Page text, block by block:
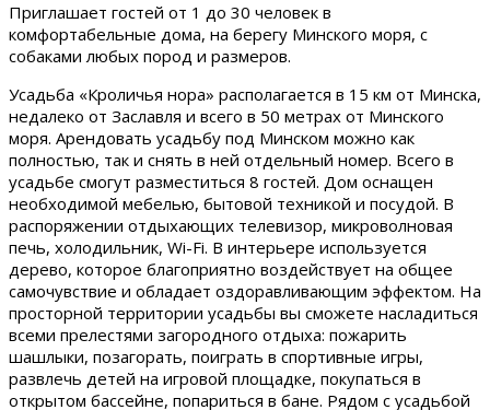
Приглашает гостей от 1 до 30 человек в
комфортабельные дома, на берегу Минского моря, с
собаками любых пород и размеров.
Усадьба «Кроличья нора» располагается в 15 км от Минска,
недалеко от Заславля и всего в 50 метрах от Минского
моря. Арендовать усадьбу под Минском можно как
полностью, так и снять в ней отдельный номер. Всего в
усадьбе смогут разместиться 8 гостей. Дом оснащен
необходимой мебелью, бытовой техникой и посудой. В
распоряжении отдыхающих телевизор, микроволновая
печь, холодильник, Wi-Fi. В интерьере используется
дерево, которое благоприятно воздействует на общее
самочувствие и обладает оздоравливающим эффектом. На
просторной территории усадьбы вы сможете насладиться
всеми прелестями загородного отдыха: пожарить
шашлыки, позагорать, поиграть в спортивные игры,
развлечь детей на игровой площадке, покупаться в
открытом бассейне, попариться в бане. Рядом с усадьбой